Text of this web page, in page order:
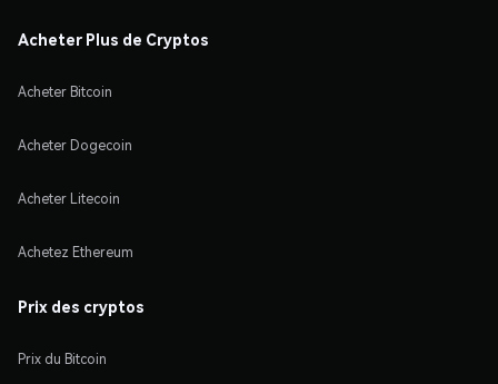
Acheter Plus de Cryptos
Acheter Bitcoin
Acheter Dogecoin
Acheter Litecoin
Achetez Ethereum
Prix des cryptos
Prix du Bitcoin